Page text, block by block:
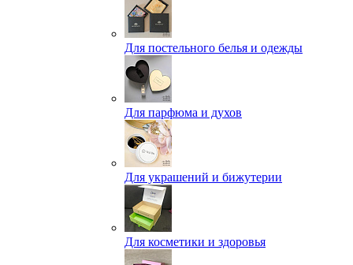
Для постельного белья и одежды
Для парфюма и духов
Для украшений и бижутерии
Для косметики и здоровья